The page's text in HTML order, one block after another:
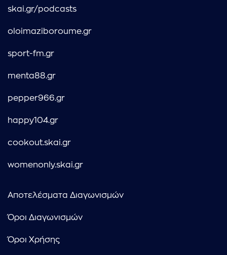
skai.gr/podcasts
oloimaziboroume.gr
sport-fm.gr
menta88.gr
pepper966.gr
happy104.gr
cookout.skai.gr
womenonly.skai.gr
Αποτελέσματα Διαγωνισμών
Όροι Διαγωνισμών
Όροι Χρήσης